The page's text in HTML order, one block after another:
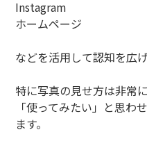
Instagram
ホームページ
などを活用して認知を広
特に写真の見せ方は非常に
「使ってみたい」と思わ
ます。